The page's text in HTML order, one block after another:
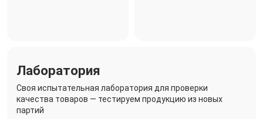
Лаборатория
Своя испытательная лаборатория для проверки
качества товаров — тестируем продукцию из новых
партий